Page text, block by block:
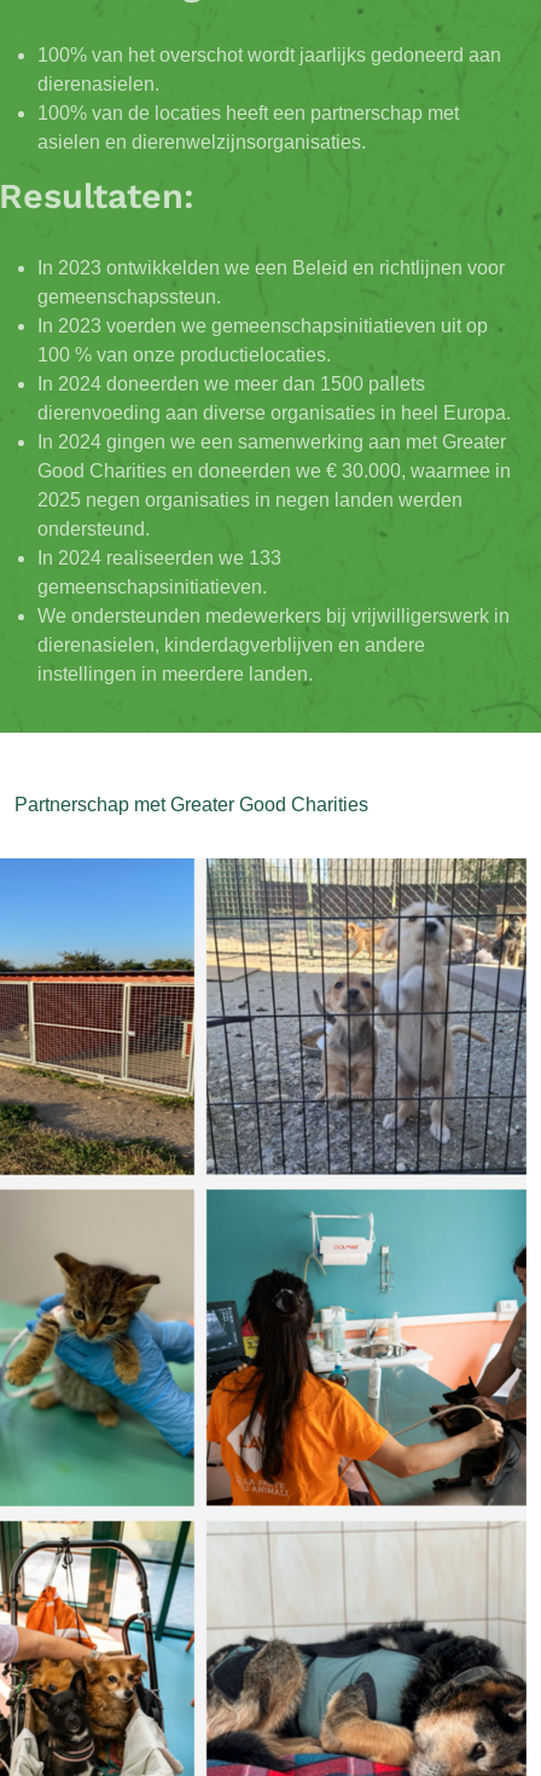
100% van het overschot wordt jaarlijks gedoneerd aan
dierenasielen.
100% van de locaties heeft een partnerschap met
asielen en dierenwelzijnsorganisaties.
Resultaten:
In 2023 ontwikkelden we een Beleid en richtlijnen voor
gemeenschapssteun.
In 2023 voerden we gemeenschapsinitiatieven uit op
100 % van onze productielocaties.
In 2024 doneerden we meer dan 1500 pallets
dierenvoeding aan diverse organisaties in heel Europa.
In 2024 gingen we een samenwerking aan met Greater
Good Charities en doneerden we € 30.000, waarmee in
2025 negen organisaties in negen landen werden
ondersteund.
In 2024 realiseerden we 133
gemeenschapsinitiatieven.
We ondersteunden medewerkers bij vrijwilligerswerk in
dierenasielen, kinderdagverblijven en andere
instellingen in meerdere landen.
Partnerschap met Greater Good Charities